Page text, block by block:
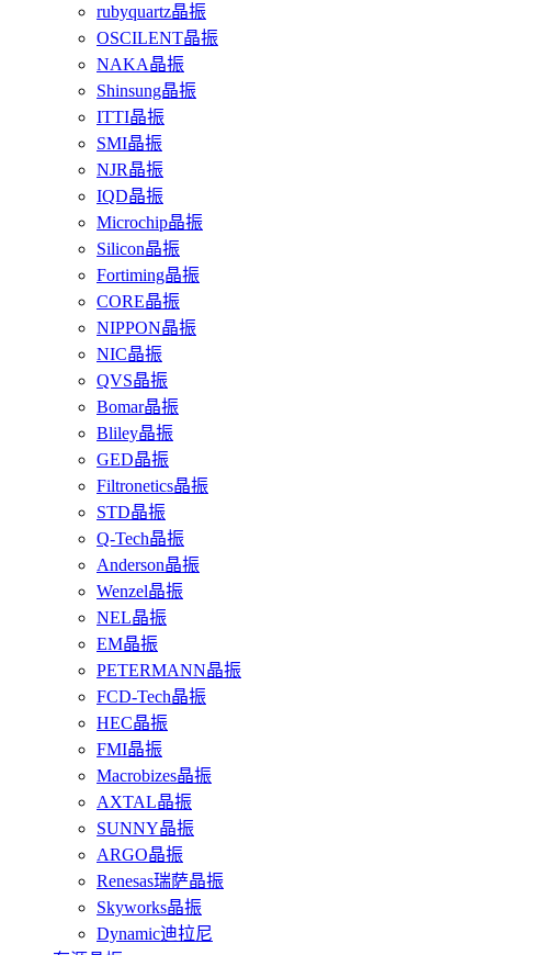
rubyquartz晶振
OSCILENT晶振
NAKA晶振
Shinsung晶振
ITTI晶振
SMI晶振
NJR晶振
IQD晶振
Microchip晶振
Silicon晶振
Fortiming晶振
CORE晶振
NIPPON晶振
NIC晶振
QVS晶振
Bomar晶振
Bliley晶振
GED晶振
Filtronetics晶振
STD晶振
Q-Tech晶振
Anderson晶振
Wenzel晶振
NEL晶振
EM晶振
PETERMANN晶振
FCD-Tech晶振
HEC晶振
FMI晶振
Macrobizes晶振
AXTAL晶振
SUNNY晶振
ARGO晶振
Renesas瑞萨晶振
Skyworks晶振
Dynamic迪拉尼